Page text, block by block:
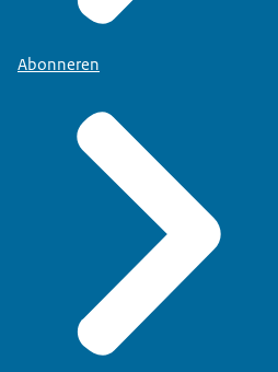
Abonneren